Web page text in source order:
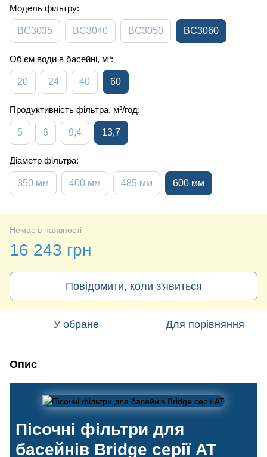
Модель фільтру:
BC3035 BC3040 BC3050 BC3060
Об'єм води в басейні, м³:
20 24 40 60
Продуктивність фільтра, м³/год:
5 6 9,4 13,7
Діаметр фільтра:
350 мм 400 мм 485 мм 600 мм
Немає в наявності
16 243 грн
Повідомити, коли з'явиться
У обране Для порівняння
Опис
Пісочні фільтри для
басейнів Bridge серії AT